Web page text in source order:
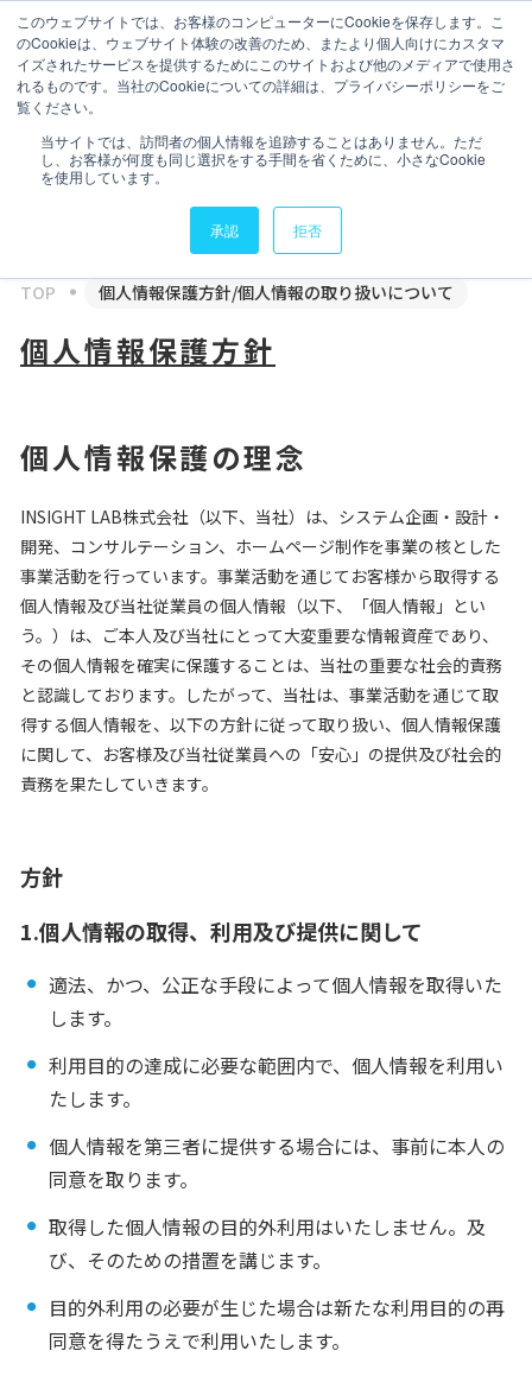
このウェブサイトでは、お客様のコンピューターにCookieを保存します。こ
のCookieは、ウェブサイト体験の改善のため、またより個人向けにカスタマ
イズされたサービスを提供するためにこのサイトおよび他のメディアで使用さ
れるものです。当社のCookieについての詳細は、プライバシーポリシーをご
覧ください。
当サイトでは、訪問者の個人情報を追跡することはありません。ただ
し、お客様が何度も同じ選択をする手間を省くために、小さなCookie
を使用しています。
承認 拒否
会社情報
サービス
セミナーアーカイブ
データスペシャリスト
採用情報
ナレッジライブラリー
会社情報
実績・導入事例
セミナーアーカイブ
ニュース
採用情報
ナレッジライブラリー
メルマガ登録
て
個人情報保護方針/
個人情報の取り扱いについて
TOP 個人情報保護方針/個人情報の取り扱いについて
個人情報保護方針
個人情報保護の理念
INSIGHT LAB株式会社（以下、当社）は、システム企画・設計・
開発、コンサルテーション、ホームページ制作を事業の核とした
事業活動を行っています。事業活動を通じてお客様から取得する
個人情報及び当社従業員の個人情報（以下、「個人情報」とい
う。）は、ご本人及び当社にとって大変重要な情報資産であり、
その個人情報を確実に保護することは、当社の重要な社会的責務
と認識しております。したがって、当社は、事業活動を通じて取
得する個人情報を、以下の方針に従って取り扱い、個人情報保護
に関して、お客様及び当社従業員への「安心」の提供及び社会的
責務を果たしていきます。
方針
1.個人情報の取得、利用及び提供に関して
適法、かつ、公正な手段によって個人情報を取得いた
します。
利用目的の達成に必要な範囲内で、個人情報を利用い
たします。
個人情報を第三者に提供する場合には、事前に本人の
同意を取ります。
取得した個人情報の目的外利用はいたしません。及
び、そのための措置を講じます。
目的外利用の必要が生じた場合は新たな利用目的の再
同意を得たうえで利用いたします。